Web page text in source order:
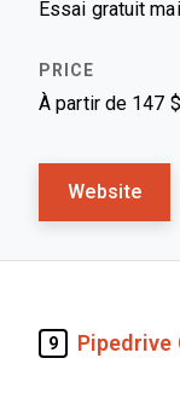
Essai gratuit
À partir de 147
Website
9 Pipedrive